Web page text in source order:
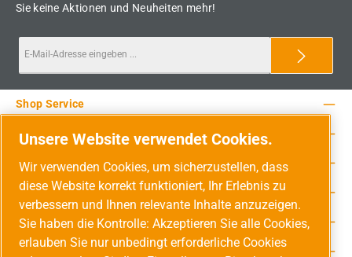
Sie keine Aktionen und Neuheiten mehr!
Service-Hotline
Shop Service
Rechtliche Hinweise
Unsere Vorteile
Versandarten
Zahlungsarten
Unsere Website verwendet Cookies.
Wir verwenden Cookies, um sicherzustellen, dass
diese Website korrekt funktioniert, Ihr Erlebnis zu
verbessern und Ihnen relevante Inhalte anzuzeigen.
Sie haben die Kontrolle: Akzeptieren Sie alle Cookies,
erlauben Sie nur unbedingt erforderliche Cookies